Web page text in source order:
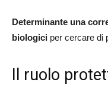
Determinante una
biologici per cercare di
Il ruolo